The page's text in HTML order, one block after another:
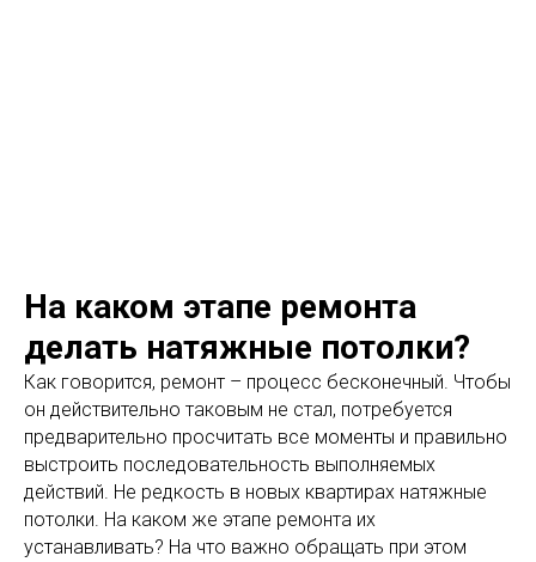
На каком этапе ремонта
делать натяжные потолки?
Как говорится, ремонт – процесс бесконечный. Чтобы
он действительно таковым не стал, потребуется
предварительно просчитать все моменты и правильно
выстроить последовательность выполняемых
действий. Не редкость в новых квартирах натяжные
потолки. На каком же этапе ремонта их
устанавливать? На что важно обращать при этом